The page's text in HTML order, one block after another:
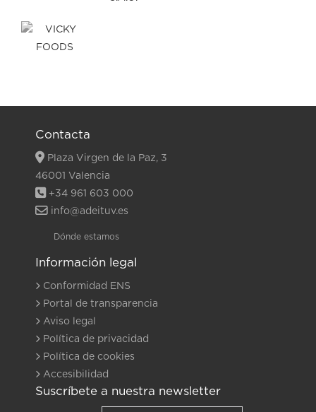
Contacta
Plaza Virgen de la Paz, 3
46001 Valencia
+34 961 603 000
info@adeituv.es
Dónde estamos
Información legal
Conformidad ENS
Portal de transparencia
Aviso legal
Política de privacidad
Política de cookies
Accesibilidad
Suscríbete a nuestra newsletter